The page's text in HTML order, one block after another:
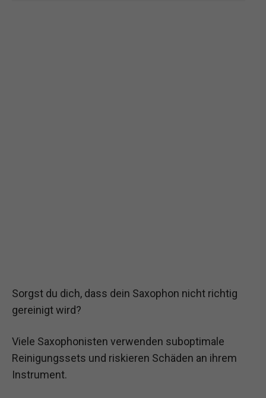
Sorgst du dich, dass dein Saxophon nicht richtig
gereinigt wird?
Viele Saxophonisten verwenden suboptimale
Reinigungssets und riskieren Schäden an ihrem
Instrument.